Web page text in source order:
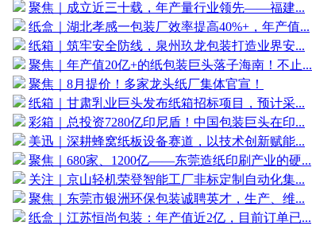
聚焦｜成立近三十载，年产量行业领先——福建...
纸盒｜湖北孝感一包装厂效率提高40%+，年产值...
纸箱｜筑牢安全防线，泉州玖龙包装打造业界安...
聚焦｜年产值20亿+的纸包装巨头落子海南！不止...
聚焦｜8月提价！多家龙头纸厂集体官宣！
纸箱｜甘肃乳业巨头发布纸箱招标项目，预计采...
彩箱｜总投资7280亿印尼盾！中国包装巨头在印...
美迅｜深耕蜂窝纸板设备赛道，以技术创新赋能...
聚焦｜680家、1200亿——东莞造纸印刷产业的硬...
关注｜京山轻机荣登智能工厂非标定制自动化集...
聚焦｜东莞市银洲环保包装诚聘英才，生产、维...
纸盒｜江苏恒尚包装：年产值近2亿，目前订单已...